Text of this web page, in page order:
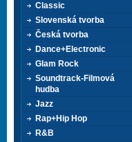
Classic
Slovenská tvorba
Česká tvorba
Dance+Electronic
Glam Rock
Soundtrack-Filmová
hudba
Jazz
Rap+Hip Hop
R&B